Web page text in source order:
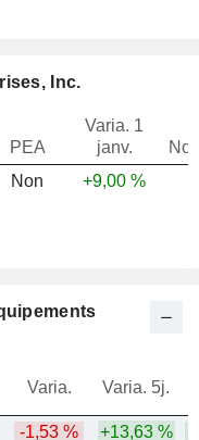
Inc.
PEA
Varia. 1
janv.
Non +9,00 %
Varia. Varia. 5j.
-1,53 % +13,63 %